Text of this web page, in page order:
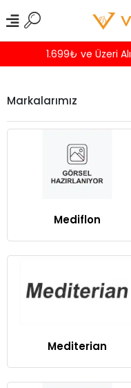
1.699₺ ve Üzeri
Markalarımız
Mediflon
Mediterian